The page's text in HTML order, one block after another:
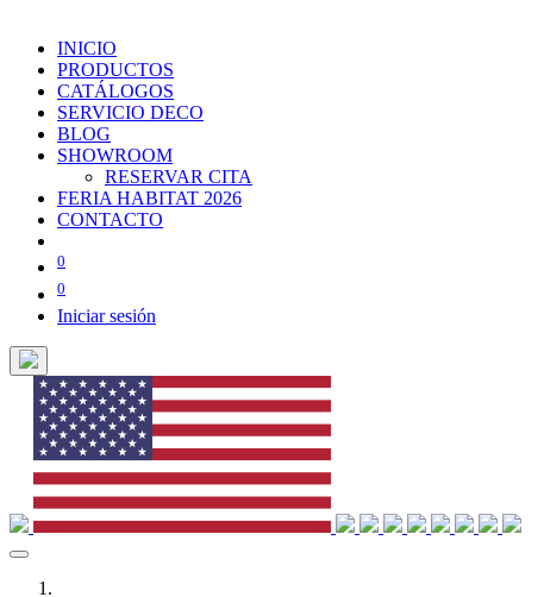
INICIO
PRODUCTOS
CATÁLOGOS
SERVICIO DECO
BLOG
SHOWROOM
RESERVAR CITA
FERIA HABITAT 2026
CONTACTO
0
0
Iniciar sesión